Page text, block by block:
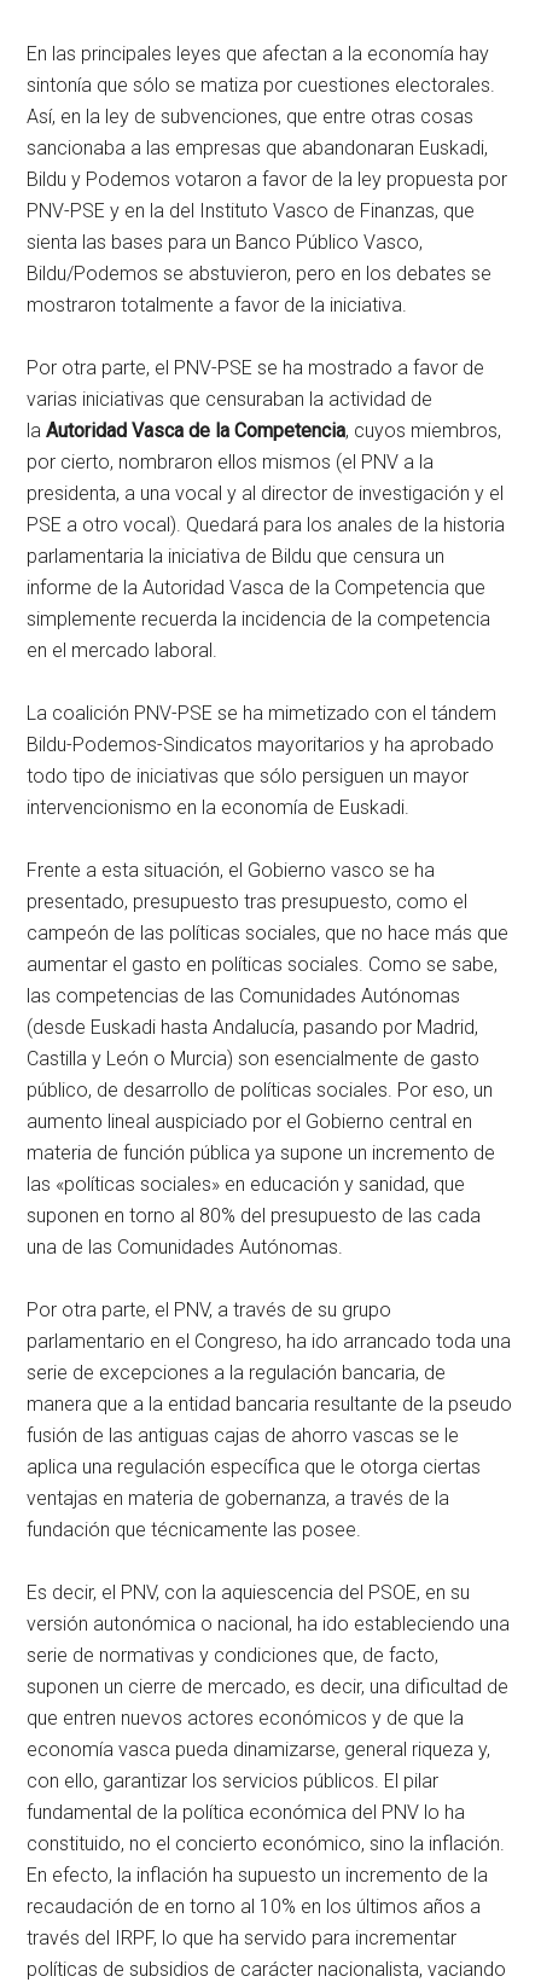
En las principales leyes que afectan a la economía hay
sintonía que sólo se matiza por cuestiones electorales.
Así, en la ley de subvenciones, que entre otras cosas
sancionaba a las empresas que abandonaran Euskadi,
Bildu y Podemos votaron a favor de la ley propuesta por
PNV-PSE y en la del Instituto Vasco de Finanzas, que
sienta las bases para un Banco Público Vasco,
Bildu/Podemos se abstuvieron, pero en los debates se
mostraron totalmente a favor de la iniciativa.
Por otra parte, el PNV-PSE se ha mostrado a favor de
varias iniciativas que censuraban la actividad de
laAutoridad Vasca de la Competencia, cuyos miembros,
por cierto, nombraron ellos mismos (el PNV a la
presidenta, a una vocal y al director de investigación y el
PSE a otro vocal). Quedará para los anales de la historia
parlamentaria la iniciativa de Bildu que censura un
informe de la Autoridad Vasca de la Competencia que
simplemente recuerda la incidencia de la competencia
en el mercado laboral.
La coalición PNV-PSE se ha mimetizado con el tándem
Bildu-Podemos-Sindicatos mayoritarios y ha aprobado
todo tipo de iniciativas que sólo persiguen un mayor
intervencionismo en la economía de Euskadi.
Frente a esta situación, el Gobierno vasco se ha
presentado, presupuesto tras presupuesto, como el
campeón de las políticas sociales, que no hace más que
aumentar el gasto en políticas sociales. Como se sabe,
las competencias de las Comunidades Autónomas
(desde Euskadi hasta Andalucía, pasando por Madrid,
Castilla y León o Murcia) son esencialmente de gasto
público, de desarrollo de políticas sociales. Por eso, un
aumento lineal auspiciado por el Gobierno central en
materia de función pública ya supone un incremento de
las «políticas sociales» en educación y sanidad, que
suponen en torno al 80% del presupuesto de las cada
una de las Comunidades Autónomas.
Por otra parte, el PNV, a través de su grupo
parlamentario en el Congreso, ha ido arrancado toda una
serie de excepciones a la regulación bancaria, de
manera que a la entidad bancaria resultante de la pseudo
fusión de las antiguas cajas de ahorro vascas se le
aplica una regulación específica que le otorga ciertas
ventajas en materia de gobernanza, a través de la
fundación que técnicamente las posee.
Es decir, el PNV, con la aquiescencia del PSOE, en su
versión autonómica o nacional, ha ido estableciendo una
serie de normativas y condiciones que, de facto,
suponen un cierre de mercado, es decir, una dificultad de
que entren nuevos actores económicos y de que la
economía vasca pueda dinamizarse, general riqueza y,
con ello, garantizar los servicios públicos. El pilar
fundamental de la política económica del PNV lo ha
constituido, no el concierto económico, sino la inflación.
En efecto, la inflación ha supuesto un incremento de la
recaudación de en torno al 10% en los últimos años a
través del IRPF, lo que ha servido para incrementar
políticas de subsidios de carácter nacionalista, vaciando